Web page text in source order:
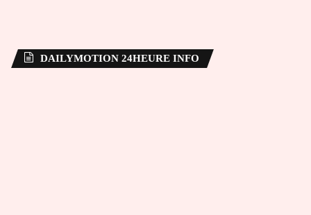
DAILYMOTION 24HEURE INFO